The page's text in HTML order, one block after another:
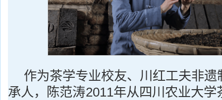
作为茶学专业校友、川红工夫非
承人，陈范涛2011年从四川农业大